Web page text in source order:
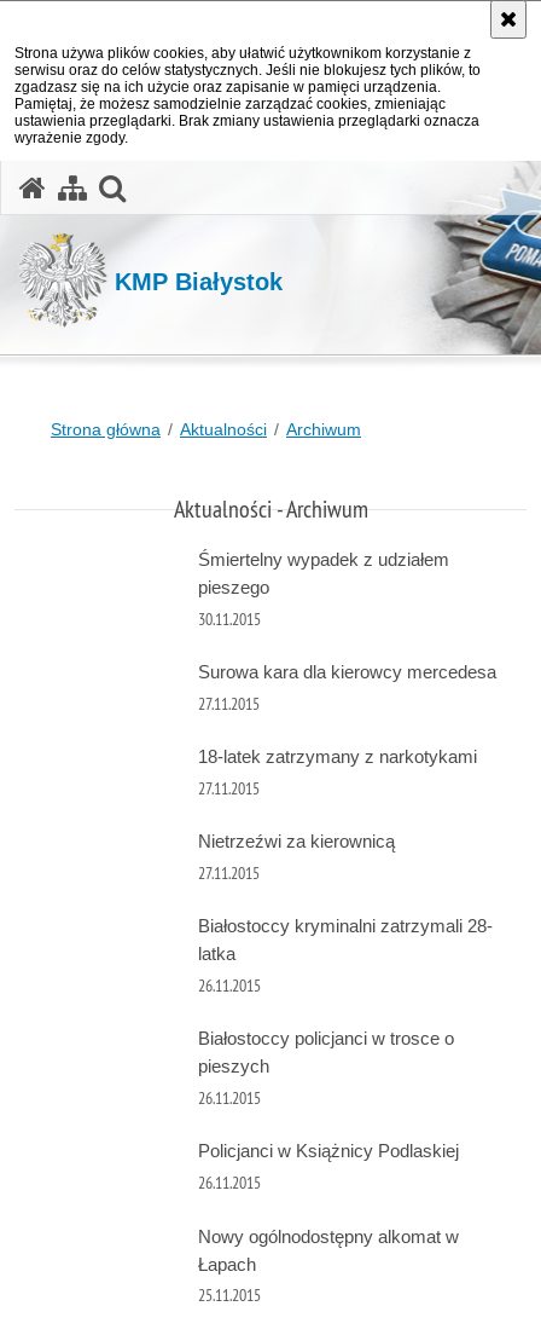
Strona używa plików cookies, aby ułatwić użytkownikom korzystanie z
serwisu oraz do celów statystycznych. Jeśli nie blokujesz tych plików, to
zgadzasz się na ich użycie oraz zapisanie w pamięci urządzenia.
Pamiętaj, że możesz samodzielnie zarządzać cookies, zmieniając
ustawienia przeglądarki. Brak zmiany ustawienia przeglądarki oznacza
wyrażenie zgody.
KMP Białystok
Strona główna Aktualności Archiwum
Aktualności - Archiwum
Śmiertelny wypadek z udziałem
pieszego
30.11.2015
Surowa kara dla kierowcy mercedesa
27.11.2015
18-latek zatrzymany z narkotykami
27.11.2015
Nietrzeźwi za kierownicą
27.11.2015
Białostoccy kryminalni zatrzymali 28-
latka
26.11.2015
Białostoccy policjanci w trosce o
pieszych
26.11.2015
Policjanci w Książnicy Podlaskiej
26.11.2015
Nowy ogólnodostępny alkomat w
Łapach
25.11.2015